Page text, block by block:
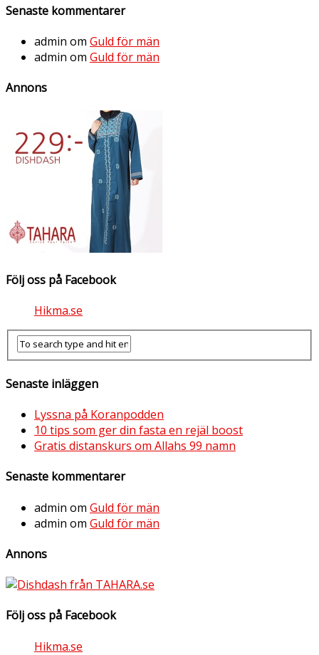
Senaste kommentarer
admin om Guld för män
admin om Guld för män
Annons
Följ oss på Facebook
Hikma.se
Senaste inläggen
Lyssna på Koranpodden
10 tips som ger din fasta en rejäl boost
Gratis distanskurs om Allahs 99 namn
Senaste kommentarer
admin om Guld för män
admin om Guld för män
Annons
Följ oss på Facebook
Hikma.se